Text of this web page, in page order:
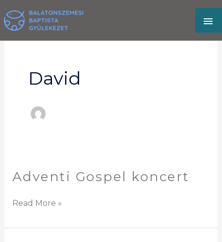
to
content
David
Adventi Gospel koncert
Adventi
koncert
Read More »